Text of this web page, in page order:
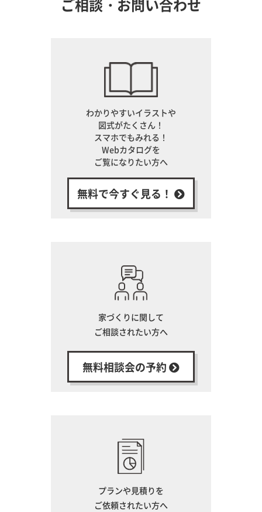
ご相談・お問い合わせ
わかりやすいイラストや
図式がたくさん！
スマホでもみれる！
Webカタログを
ご覧になりたい方へ
無料で今すぐ見る！
家づくりに関して
ご相談されたい方へ
無料相談会の予約
プランや見積りを
ご依頼されたい方へ